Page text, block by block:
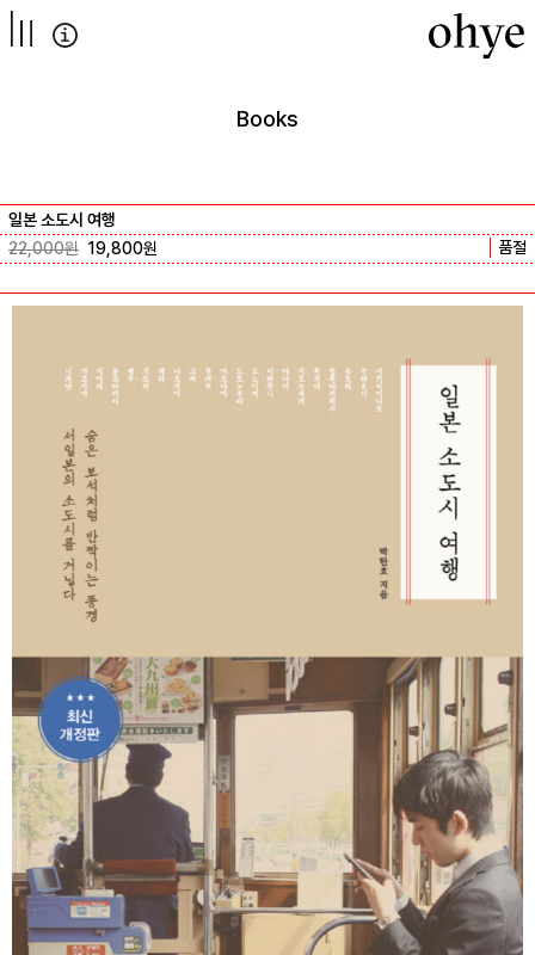
컨텐츠로
넘어가기
Books
일본 소도시 여행
22,000원 19,800원 품절